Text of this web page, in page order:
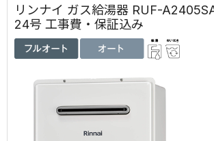
リンナイ ガス給湯器 RUF-
24号 工事費・保証込み